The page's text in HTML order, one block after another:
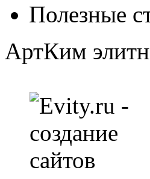
Полезные
АртКим